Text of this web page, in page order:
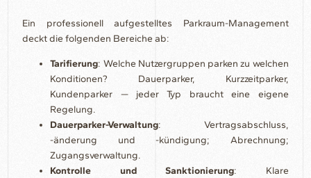
Ein professionell aufgestelltes Parkraum-Management
deckt die folgenden Bereiche ab:
Tarifierung: Welche Nutzergruppen parken zu welchen
Konditionen? Dauerparker, Kurzzeitparker,
Kundenparker — jeder Typ braucht eine eigene
Regelung.
Dauerparker-Verwaltung: Vertragsabschluss,
-änderung und -kündigung; Abrechnung;
Zugangsverwaltung.
Kontrolle und Sanktionierung: Klare